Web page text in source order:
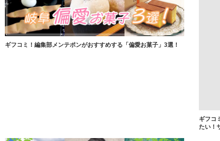
ギフコミ！編集部メンテポンがおすすめする「偏愛お菓子」3選！
ギフコ
たい！